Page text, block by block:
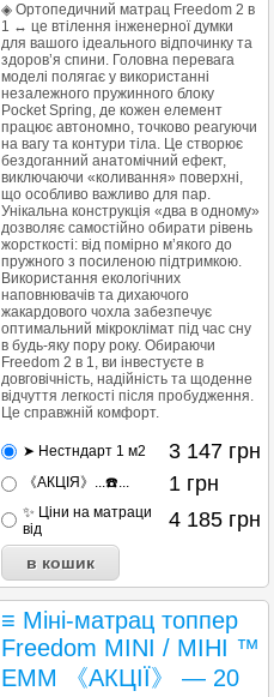
◈ Ортопедичний матрац Freedom 2 в
1 ↔ це втілення інженерної думки
для вашого ідеального відпочинку та
здоров’я спини. Головна перевага
моделі полягає у використанні
незалежного пружинного блоку
Pocket Spring, де кожен елемент
працює автономно, точково реагуючи
на вагу та контури тіла. Це створює
бездоганний анатомічний ефект,
виключаючи «коливання» поверхні,
що особливо важливо для пар.
Унікальна конструкція «два в одному»
дозволяє самостійно обирати рівень
жорсткості: від помірно м’якого до
пружного з посиленою підтримкою.
Використання екологічних
наповнювачів та дихаючого
жакардового чохла забезпечує
оптимальний мікроклімат під час сну
в будь-яку пору року. Обираючи
Freedom 2 в 1, ви інвестуєте в
довговічність, надійність та щоденне
відчуття легкості після пробудження.
Це справжній комфорт.
➤ Нестндарт 1 м2 3 147 грн
《АКЦІЯ》...☎️... 1 грн
✨ Ціни на матраци
від
4 185 грн
≡ Міні-матрац топпер
Freedom MINI / МІНІ ™
ЕММ 《АКЦІЇ》 — 20